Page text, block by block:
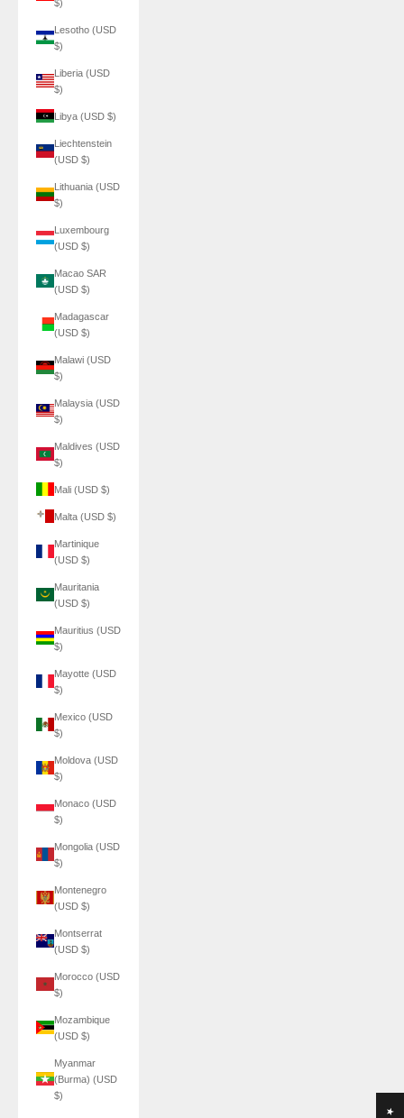
$)
Lesotho (USD
$)
Liberia (USD
$)
Libya (USD $)
Liechtenstein
(USD $)
Lithuania (USD
$)
Luxembourg
(USD $)
Macao SAR
(USD $)
Madagascar
(USD $)
Malawi (USD
$)
Malaysia (USD
$)
Maldives (USD
$)
Mali (USD $)
Malta (USD $)
Martinique
(USD $)
Mauritania
(USD $)
Mauritius (USD
$)
Mayotte (USD
$)
Mexico (USD
$)
Moldova (USD
$)
Monaco (USD
$)
Mongolia (USD
$)
Montenegro
(USD $)
Montserrat
(USD $)
Morocco (USD
$)
Mozambique
(USD $)
Myanmar
(Burma) (USD
$)